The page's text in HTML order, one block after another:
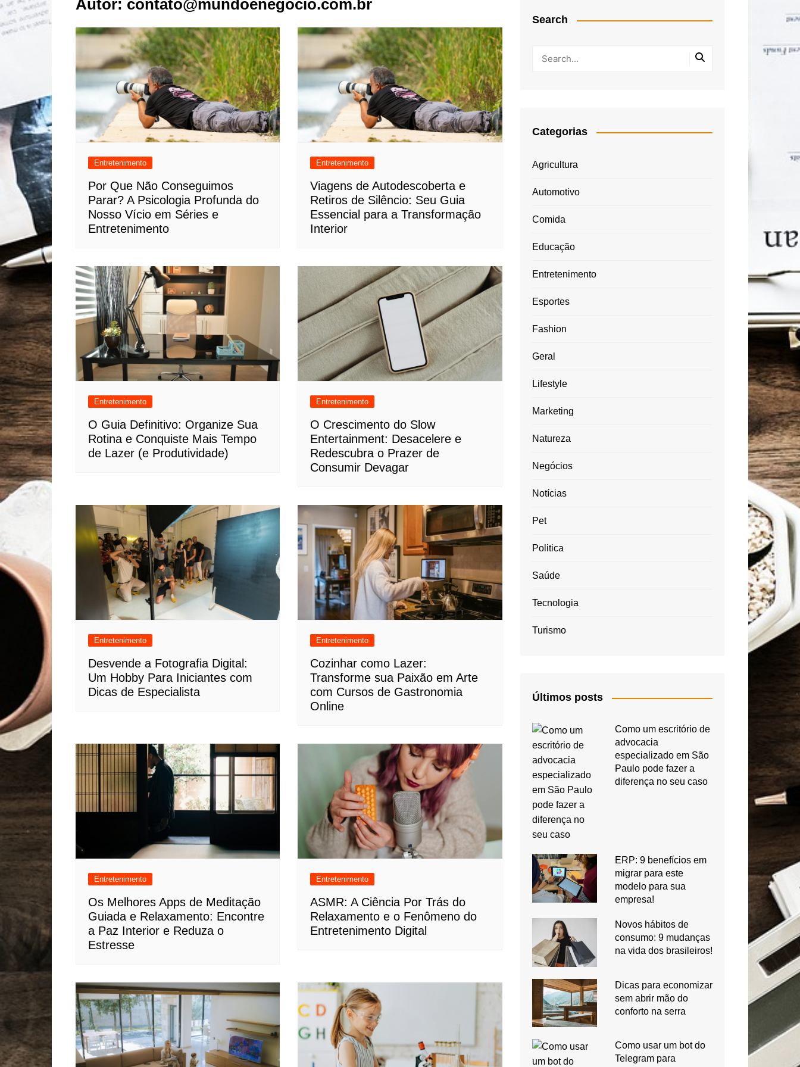
Esportes
Geral
Lifestyle
Marketing
Natureza
Negócios
Política
Tecnologia
Turismo
Autor: contato@mundoenegocio.com.br
Entretenimento
Por Que Não Conseguimos
Parar? A Psicologia Profunda do
Nosso Vício em Séries e
Entretenimento
Entretenimento
Viagens de Autodescoberta e
Retiros de Silêncio: Seu Guia
Essencial para a Transformação
Interior
Entretenimento
O Guia Definitivo: Organize Sua
Rotina e Conquiste Mais Tempo
de Lazer (e Produtividade)
Entretenimento
O Crescimento do Slow
Entertainment: Desacelere e
Redescubra o Prazer de
Consumir Devagar
Entretenimento
Desvende a Fotografia Digital:
Um Hobby Para Iniciantes com
Dicas de Especialista
Entretenimento
Cozinhar como Lazer:
Transforme sua Paixão em Arte
com Cursos de Gastronomia
Online
Entretenimento
Os Melhores Apps de Meditação
Guiada e Relaxamento: Encontre
a Paz Interior e Reduza o
Estresse
Entretenimento
ASMR: A Ciência Por Trás do
Relaxamento e o Fenômeno do
Entretenimento Digital
Search
Categorias
Agricultura
Automotivo
Comida
Educação
Entretenimento
Esportes
Fashion
Geral
Lifestyle
Marketing
Natureza
Negócios
Notícias
Pet
Politica
Saúde
Tecnologia
Turismo
Últimos posts
Como um escritório de
advocacia
especializado em São
Paulo pode fazer a
diferença no seu caso
ERP: 9 benefícios em
migrar para este
modelo para sua
empresa!
Novos hábitos de
consumo: 9 mudanças
na vida dos brasileiros!
Dicas para economizar
sem abrir mão do
conforto na serra
Como usar um bot do
Telegram para